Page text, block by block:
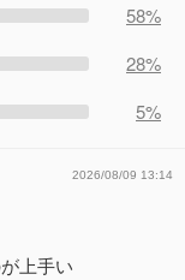
58%
28%
5%
2026/08/09 13:14
上手い